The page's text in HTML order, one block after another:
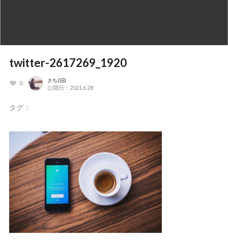
twitter-2617269_1920
0 さち(旧)
公開日：2021.6.28
タグ：